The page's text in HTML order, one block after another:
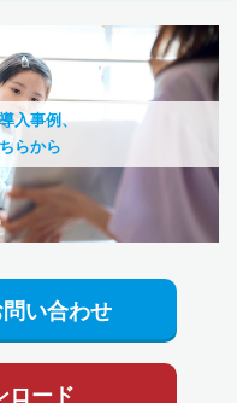
入事例、
らから
い合わせ
ロード